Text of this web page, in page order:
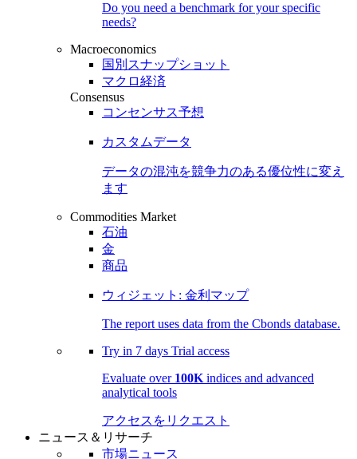
Do you need a benchmark for your specific
needs?
Macroeconomics
国別スナップショット
マクロ経済
Consensus
コンセンサス予想
カスタムデータ
データの混沌を競争力のある優位性に変え
ます
Commodities Market
石油
金
商品
ウィジェット: 金利マップ
The report uses data from the Cbonds database.
Try in 7 days Trial access
Evaluate over 100K indices and advanced
analytical tools
アクセスをリクエスト
ニュース＆リサーチ
市場ニュース